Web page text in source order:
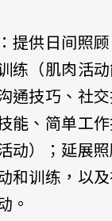
提供日间照
练（肌肉活
通技巧、社
能、简单工
动）；延展
和训练，以
。